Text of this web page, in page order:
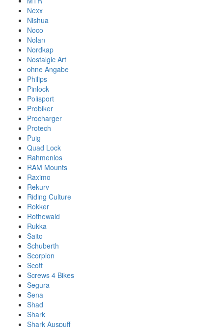
Nexx
Nishua
Noco
Nolan
Nordkap
Nostalgic Art
ohne Angabe
Philips
Pinlock
Polisport
Probiker
Procharger
Protech
Puig
Quad Lock
Rahmenlos
RAM Mounts
Raximo
Rekurv
Riding Culture
Rokker
Rothewald
Rukka
Saito
Schuberth
Scorpion
Scott
Screws 4 Bikes
Segura
Sena
Shad
Shark
Shark Auspuff